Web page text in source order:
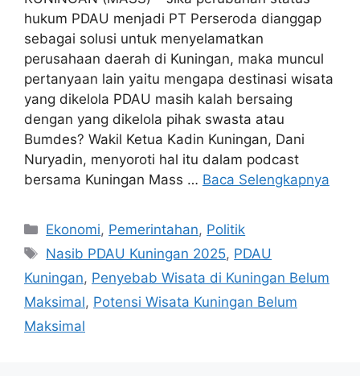
hukum PDAU menjadi PT Perseroda dianggap
sebagai solusi untuk menyelamatkan
perusahaan daerah di Kuningan, maka muncul
pertanyaan lain yaitu mengapa destinasi wisata
yang dikelola PDAU masih kalah bersaing
dengan yang dikelola pihak swasta atau
Bumdes? Wakil Ketua Kadin Kuningan, Dani
Nuryadin, menyoroti hal itu dalam podcast
bersama Kuningan Mass … Baca Selengkapnya
Kategori
Ekonomi, Pemerintahan, Politik
Tag
Nasib PDAU Kuningan 2025, PDAU
Kuningan, Penyebab Wisata di Kuningan Belum
Maksimal, Potensi Wisata Kuningan Belum
Maksimal